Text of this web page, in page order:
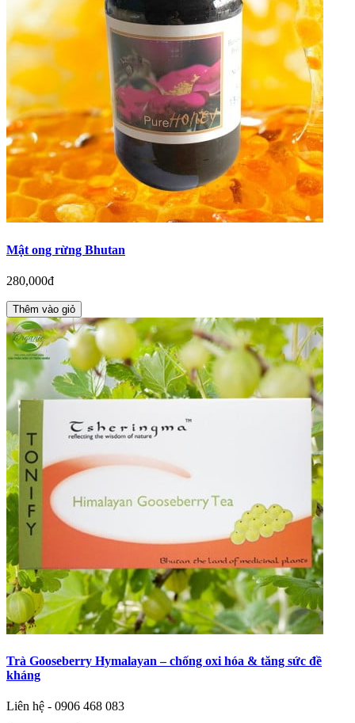
Mật ong rừng Bhutan
280,000đ
Thêm vào giỏ
Trà Gooseberry Hymalayan – chống oxi hóa & tăng sức đề
kháng
Liên hệ - 0906 468 083